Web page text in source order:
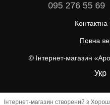
095 276 55 69
Повна
© Інтернет-магазин
Укр
Інтернет-магазин створений з